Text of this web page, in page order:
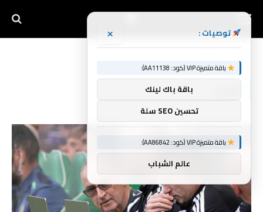
توصيات : ×
باقة متميزة VIP (كود: AA11138):
باقة باك لينك
تحسين SEO سلة
باقة متميزة VIP (كود: AA86842):
عالم الشباب